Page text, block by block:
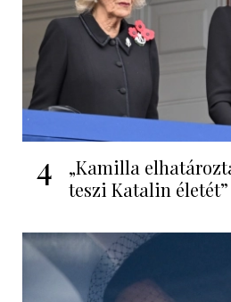
4
„Kamilla
teszi Katalin életét”